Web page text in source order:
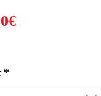
Prix
*